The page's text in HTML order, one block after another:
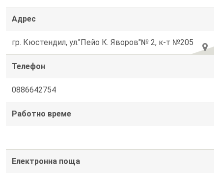
Адрес
гр. Кюстендил, ул."Пейо К. Яворов"№ 2, к-т №205
Телефон
0886642754
Работно време
Електронна поща